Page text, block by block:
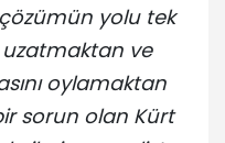
yolu tek
ve
oylamaktan
sorun olan Kürt